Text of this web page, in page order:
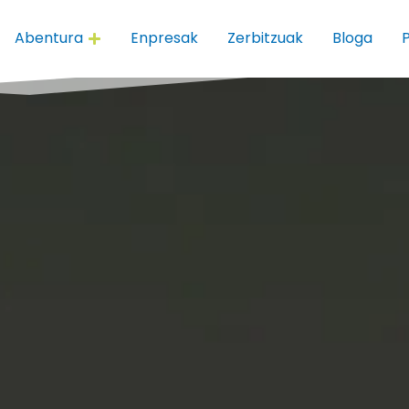
Abentura Enpresak Zerbitzuak Bloga